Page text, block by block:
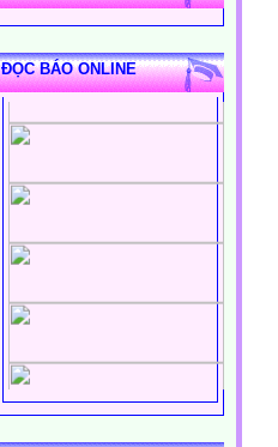
ĐỌC BÁO ONLINE